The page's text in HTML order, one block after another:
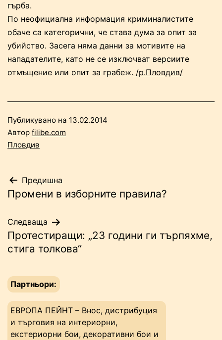
гърба.
По неофициална информация криминалистите
обаче са категорични, че става дума за опит за
убийство. Засега няма данни за мотивите на
нападателите, като не се изключват версиите
отмъщение или опит за грабеж. /р.Пловдив/
Публикувано на 13.02.2014
Автор filibe.com
Пловдив
Навигация
Предишна
Промени в изборните правила?
Следваща
Протестиращи: „23 години ги търпяхме,
стига толкова“
Партньори:
ЕВРОПА ПЕЙНТ – Внос, дистрибуция
и търговия на интериорни,
екстериорни бои, декоративни бои и